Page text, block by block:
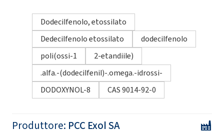
Dodecilfenolo, etossilato
Dedecilfenolo etossilato
dodecilfenolo
poli(ossi-1
2-etandiile)
.alfa.-(dodecilfenil)-.omega.-idrossi-
DODOXYNOL-8
CAS 9014-92-0
Produttore: PCC Exol SA